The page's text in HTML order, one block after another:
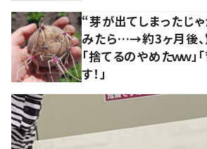
“芽が出てしまったじ
みたら…→約3ヶ月後
「捨てるのやめたｗｗ」
す！」